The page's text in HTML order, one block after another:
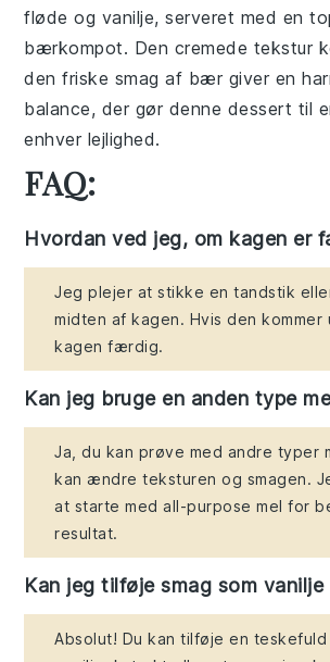
fløde og vanilje, serveret med en
bærkompot. Den cremede tekstur
den friske smag af bær giver en
balance, der gør denne dessert til
enhver lejlighed.
FAQ:
Hvordan ved jeg, om kagen er
Jeg plejer at stikke en tandstik
midten af kagen. Hvis den kommer
kagen færdig.
Kan jeg bruge en anden type
Ja, du kan prøve med andre typer
kan ændre teksturen og smagen.
at starte med all-purpose mel for
resultat.
Kan jeg tilføje smag som vanilje
Absolut! Du kan tilføje en teskefuld